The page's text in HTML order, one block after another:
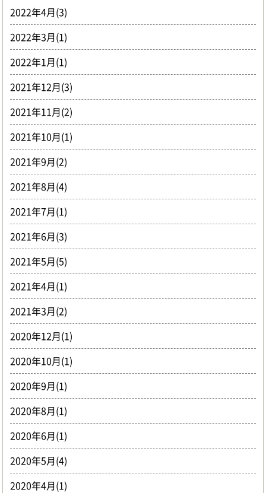
2022年4月(3)
2022年3月(1)
2022年1月(1)
2021年12月(3)
2021年11月(2)
2021年10月(1)
2021年9月(2)
2021年8月(4)
2021年7月(1)
2021年6月(3)
2021年5月(5)
2021年4月(1)
2021年3月(2)
2020年12月(1)
2020年10月(1)
2020年9月(1)
2020年8月(1)
2020年6月(1)
2020年5月(4)
2020年4月(1)